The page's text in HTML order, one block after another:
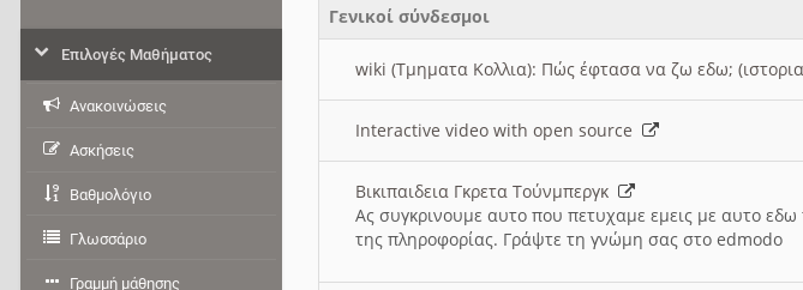
Γενικοί σύνδεσμοι
wiki (Τμηματα Κολλια): Πώς έφτασα να ζω εδω;
Interactive video with open source
Βικιπαιδεια Γκρετα Τούνμπεργκ
Ας συγκρινουμε αυτο που πετυχαμε εμεις με αυτο
της πληροφορίας. Γράψτε τη γνώμη σας στο edmodo
Επιλογές Μαθήματος
Ανακοινώσεις
Ασκήσεις
Βαθμολόγιο
Γλωσσάριο
Γραμμή μάθησης